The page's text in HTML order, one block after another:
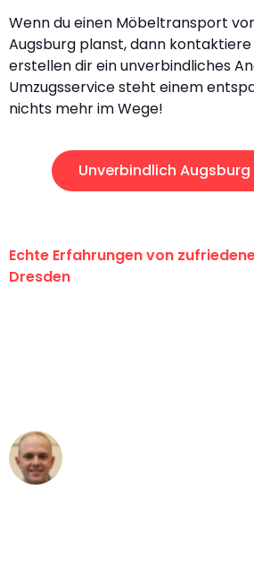
Wenn du einen Möbeltransport
Augsburg planst, dann
erstellen dir ein unverbindliches
Umzugsservice steht einem
nichts mehr im Wege!
Unverbindlich
Echte Erfahrungen von
Dresden